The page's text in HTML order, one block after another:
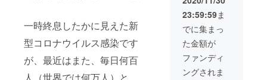
一時終息したかに見えた新
型コロナウイルス感染です
が、最近はまた、毎日何百
す。ア
パタイ
トは歯
のエナ
メル質
の
97％、
骨の
は、細
胞の健
康に基
本的な
役割を
果たす
タンパ
ク質で
のハー
ブ
ティー
をご堪
能くだ
さい。
【イン
サポー
トをし
ます。
成分: •
ビタミ
ン
B6（ピ
リドキ
す。男
性がい
つまで
も若々
しく健
康的に
生活す
る為の
23:59:59ま
でに集まっ
た金額が
ファンディ
ングされま